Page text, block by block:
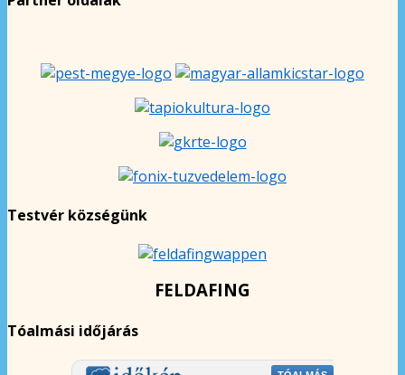
Testvér községünk
FELDAFING
Tóalmási időjárás